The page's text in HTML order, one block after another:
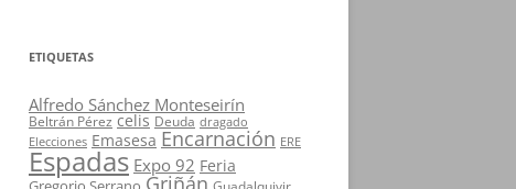
ETIQUETAS
Alfredo Sánchez Monteseirín
Beltrán Pérez celis Deuda dragado
Elecciones Emasesa Encarnación ERE
Espadas Expo 92 Feria
Griñán